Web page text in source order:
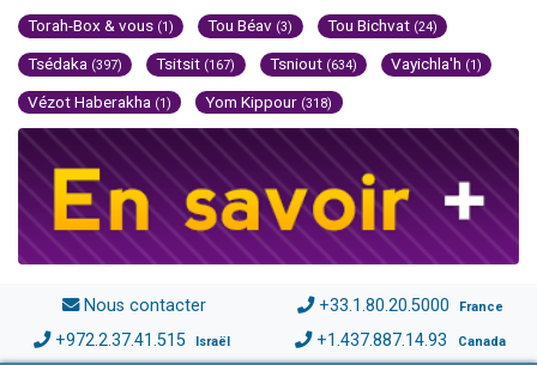
Torah-Box & vous (1) Tou Béav (3) Tou Bichvat (24)
Tsédaka (397) Tsitsit (167) Tsniout (634) Vayichla'h (1)
Vézot Haberakha (1) Yom Kippour (318)
Nous contacter +33.1.80.20.5000 France
+972.2.37.41.515 Israël +1.437.887.14.93 Canada